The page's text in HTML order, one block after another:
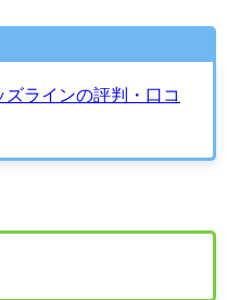
ズラインの評判・口コ